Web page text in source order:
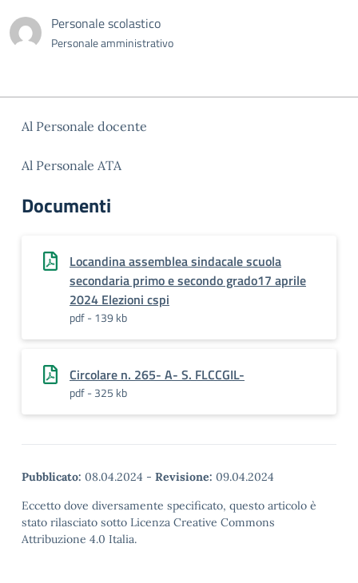
Personale scolastico
Personale amministrativo
Al Personale docente
Al Personale ATA
Documenti
Locandina assemblea sindacale scuola
secondaria primo e secondo grado17 aprile
2024 Elezioni cspi
pdf - 139 kb
Circolare n. 265- A- S. FLCCGIL-
pdf - 325 kb
Pubblicato: 08.04.2024 - Revisione: 09.04.2024
Eccetto dove diversamente specificato, questo articolo è
stato rilasciato sotto Licenza Creative Commons
Attribuzione 4.0 Italia.